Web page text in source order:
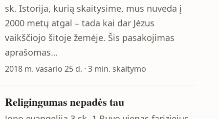
sk. Istorija, kurią skaitysime, mus nuveda į
2000 metų atgal – tada kai dar Jėzus
vaikščiojo šitoje žemėje. Šis pasakojimas
aprašomas…
2018 m. vasario 25 d. · 3 min. skaitymo
Religingumas nepadės tau